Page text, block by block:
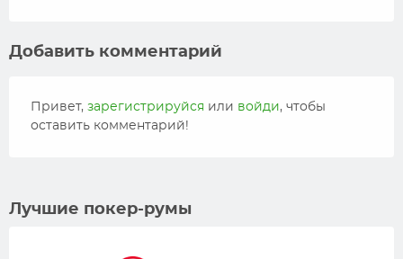
Добавить комментарий
Привет, зарегистрируйся или войди, чтобы
оставить комментарий!
Лучшие покер-румы